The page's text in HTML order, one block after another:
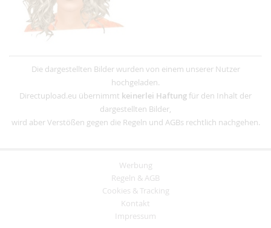
Die dargestellten Bilder wurden von einem unserer Nutzer
hochgeladen.
Directupload.eu übernimmt keinerlei Haftung für den Inhalt der
dargestellten Bilder,
wird aber Verstößen gegen die Regeln und AGBs rechtlich nachgehen.
Werbung
Regeln & AGB
Cookies & Tracking
Kontakt
Impressum